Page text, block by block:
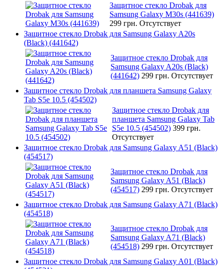
Защитное стекло Drobak для
Samsung Galaxy M30s (441639)
299 грн. Отсутствует
Защитное стекло Drobak для Samsung Galaxy A20s
(Black) (441642)
Защитное стекло Drobak для
Samsung Galaxy A20s (Black)
(441642) 299 грн. Отсутствует
Защитное стекло Drobak для планшета Samsung Galaxy
Tab S5e 10.5 (454502)
Защитное стекло Drobak для
планшета Samsung Galaxy Tab
S5e 10.5 (454502) 399 грн.
Отсутствует
Защитное стекло Drobak для Samsung Galaxy A51 (Black)
(454517)
Защитное стекло Drobak для
Samsung Galaxy A51 (Black)
(454517) 299 грн. Отсутствует
Защитное стекло Drobak для Samsung Galaxy A71 (Black)
(454518)
Защитное стекло Drobak для
Samsung Galaxy A71 (Black)
(454518) 299 грн. Отсутствует
Защитное стекло Drobak для Samsung Galaxy A01 (Black)